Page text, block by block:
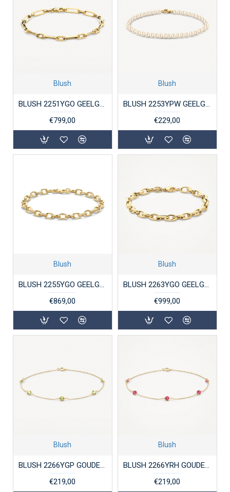
Blush
BLUSH 2251YGO GEELGOUDEN ARMBAND CLOSED FOREVER
€799,00
Blush
BLUSH 2253YPW GEELGOUD MET ZOETWATERPARELS
€229,00
Blush
BLUSH 2255YGO GEELGOUDEN ARMBAND CLOSED FOREVER
€869,00
Blush
BLUSH 2263YGO GEELGOUDEN ARMBAND OVALE JASSERON
€999,00
Blush
BLUSH 2266YGP GOUDEN ARMBAND MET PERIDOOT
€219,00
Blush
BLUSH 2266YRH GOUDEN ARMBAND MET RHODOLIET
€219,00